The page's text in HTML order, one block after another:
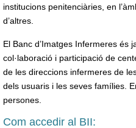
institucions penitenciàries, en
d’altres.
El Banc d’Imatges Infermeres és
col·laboració i participació de
de les direccions infermeres de
dels usuaris i les seves famílies.
persones.
Com accedir al BII: